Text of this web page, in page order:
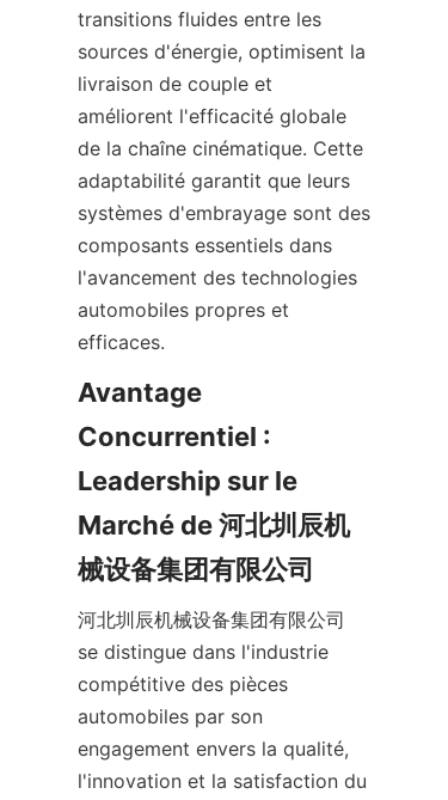
transitions fluides entre les
sources d'énergie, optimisent la
livraison de couple et
améliorent l'efficacité globale
de la chaîne cinématique. Cette
adaptabilité garantit que leurs
systèmes d'embrayage sont des
composants essentiels dans
l'avancement des technologies
automobiles propres et
efficaces.
Avantage
Concurrentiel :
Leadership sur le
Marché de 河北圳辰机
械设备集团有限公司
河北圳辰机械设备集团有限公司
se distingue dans l'industrie
compétitive des pièces
automobiles par son
engagement envers la qualité,
l'innovation et la satisfaction du